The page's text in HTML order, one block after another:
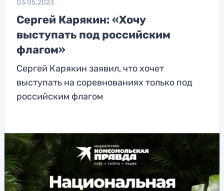
03.05.2023
Сергей Карякин: «Хочу
выступать под российским
флагом»
Сергей Карякин заявил, что хочет
выступать на соревнованиях только под
российским флагом